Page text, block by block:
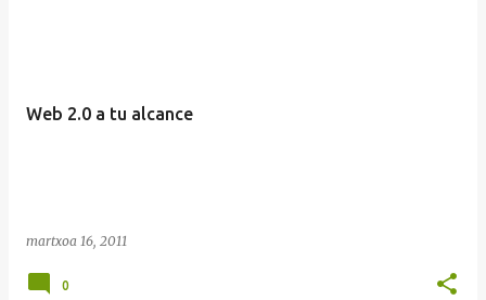
Web 2.0 a tu alcance
martxoa 16, 2011
0